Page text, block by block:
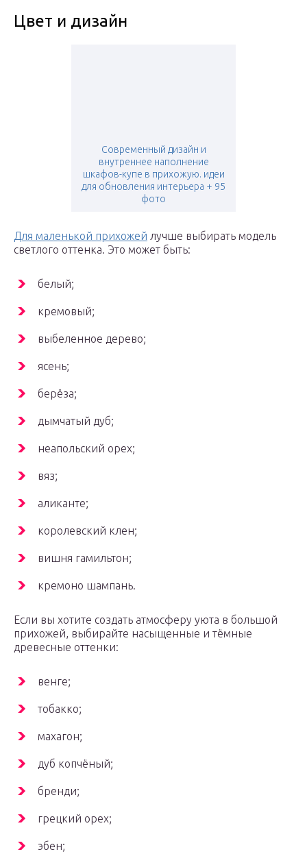
Цвет и дизайн
Современный дизайн и
внутреннее наполнение
шкафов-купе в прихожую. идеи
для обновления интерьера + 95
фото
Для маленькой прихожей лучше выбирать модель
светлого оттенка. Это может быть:
белый;
кремовый;
выбеленное дерево;
ясень;
берёза;
дымчатый дуб;
неапольский орех;
вяз;
аликанте;
королевский клен;
вишня гамильтон;
кремоно шампань.
Если вы хотите создать атмосферу уюта в большой
прихожей, выбирайте насыщенные и тёмные
древесные оттенки:
венге;
тобакко;
махагон;
дуб копчёный;
бренди;
грецкий орех;
эбен;